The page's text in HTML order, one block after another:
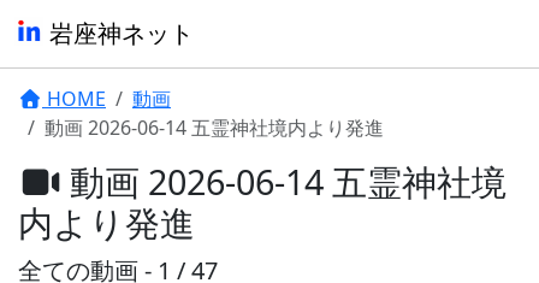
岩座神ネット
HOME
動画
動画 2026-06-14 五霊神社境内より発進
動画 2026-06-14 五霊神社境
内より発進
全ての動画 - 1 / 47